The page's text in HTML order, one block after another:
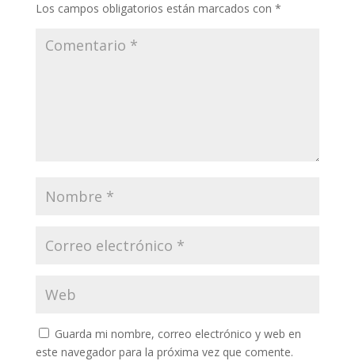
Los campos obligatorios están marcados con *
Guarda mi nombre, correo electrónico y web en
este navegador para la próxima vez que comente.